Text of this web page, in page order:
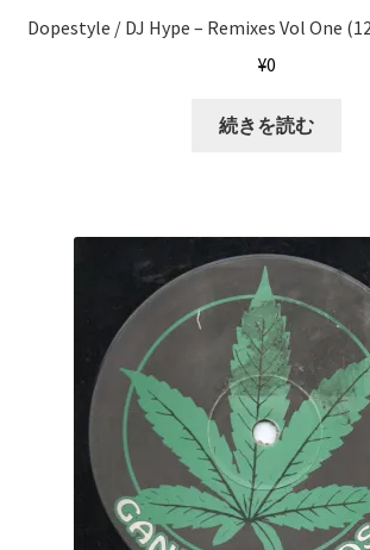
Dopestyle / DJ Hype ‎– Remixes Vol One
¥0
続きを読む